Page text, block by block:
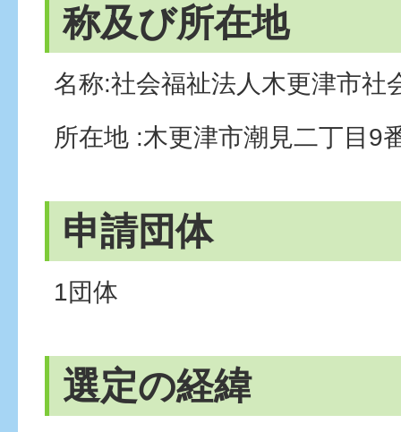
称及び所在地
名称:社会福祉法人木更津市社
所在地 :木更津市潮見二丁目9
申請団体
1団体
選定の経緯